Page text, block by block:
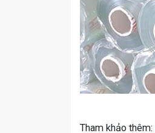
Tham khảo thêm: